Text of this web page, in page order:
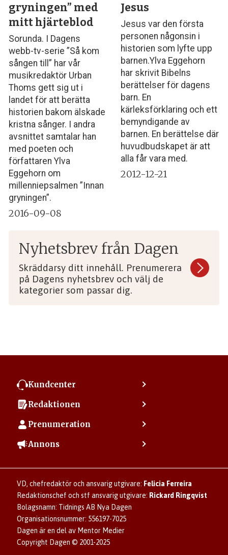
gryningen” med
mitt hjärteblod
Sorunda. I Dagens
webb-tv-serie ”Så kom
sången till” har vår
musikredaktör Urban
Thoms gett sig ut i
landet för att berätta
historien bakom älskade
kristna sånger. I andra
avsnittet samtalar han
med poeten och
författaren Ylva
Eggehorn om
millenniepsalmen ”Innan
gryningen”.
2016-09-08
Jesus
Jesus var den första
personen någonsin i
historien som lyfte upp
barnen.Ylva Eggehorn
har skrivit Bibelns
berättelser för dagens
barn. En
kärleksförklaring och ett
bemyndigande av
barnen. En berättelse där
huvudbudskapet är att
alla får vara med.
2012-12-21
Nyhetsbrev från Dagen
Skräddarsy ditt innehåll. Prenumerera
på Dagens nyhetsbrev och välj de
kategorier som passar dig.
Kundcenter
Min sida
Vanliga frågor
Användarvillkor
Redaktionen
Tipsa Dagen
Vill du debattera i Dagen?
Dagen förklarar
Upphovsrätt och AI
Om Dagen
Prenumeration
Så skapar du ett konto
Dagen som taltidningen
Senaste numret av eDagen
Dagens arkiv
Annons
Annonsera
Rubrikannonser
Familjeannonser
Se dödsannonser/minnesrum
Anmäl störande/felaktig annons
VD, chefredaktör och ansvarig utgivare: Felicia Ferreira
Redaktionschef och stf ansvarig utgivare: Rickard Ringqvist
Bolagsnamn: Tidnings AB Nya Dagen
Organisationsnummer: 556197-7025
Dagen är en del av Mentor Medier
Copyright Dagen © 2001-2025